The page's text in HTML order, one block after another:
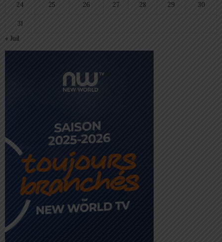
24 25 26 27 28 29 30
31
« Juil